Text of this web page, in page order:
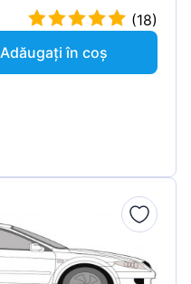
(18)
Adăugați în coș